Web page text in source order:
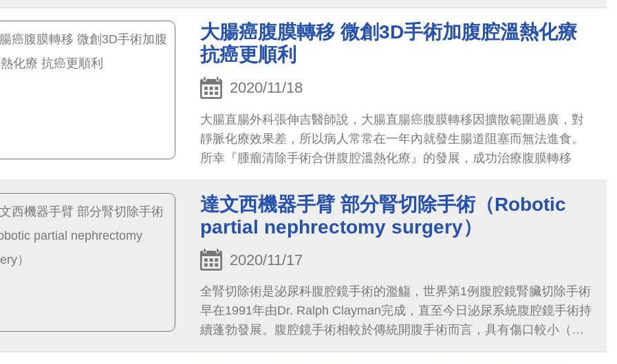
大腸癌腹膜轉移 微創3D手術加腹腔溫熱化療
抗癌更順利
2020/11/18
大腸直腸外科張伸吉醫師說，大腸直腸癌腹膜轉移因擴散範圍過廣，對
靜脈化療效果差，所以病人常常在一年內就發生腸道阻塞而無法進食。
所幸『腫瘤清除手術合併腹腔溫熱化療』的發展，成功治療腹膜轉移
達文西機器手臂 部分腎切除手術（Robotic
partial nephrectomy surgery）
2020/11/17
全腎切除術是泌尿科腹腔鏡手術的濫觴，世界第1例腹腔鏡腎臟切除手術
早在1991年由Dr. Ralph Clayman完成，直至今日泌尿系統腹腔鏡手術持
續蓬勃發展。腹腔鏡手術相較於傳統開腹手術而言，具有傷口較小（圖
1），疼痛指數較低，恢復時間較快，以及住院天數較短等...